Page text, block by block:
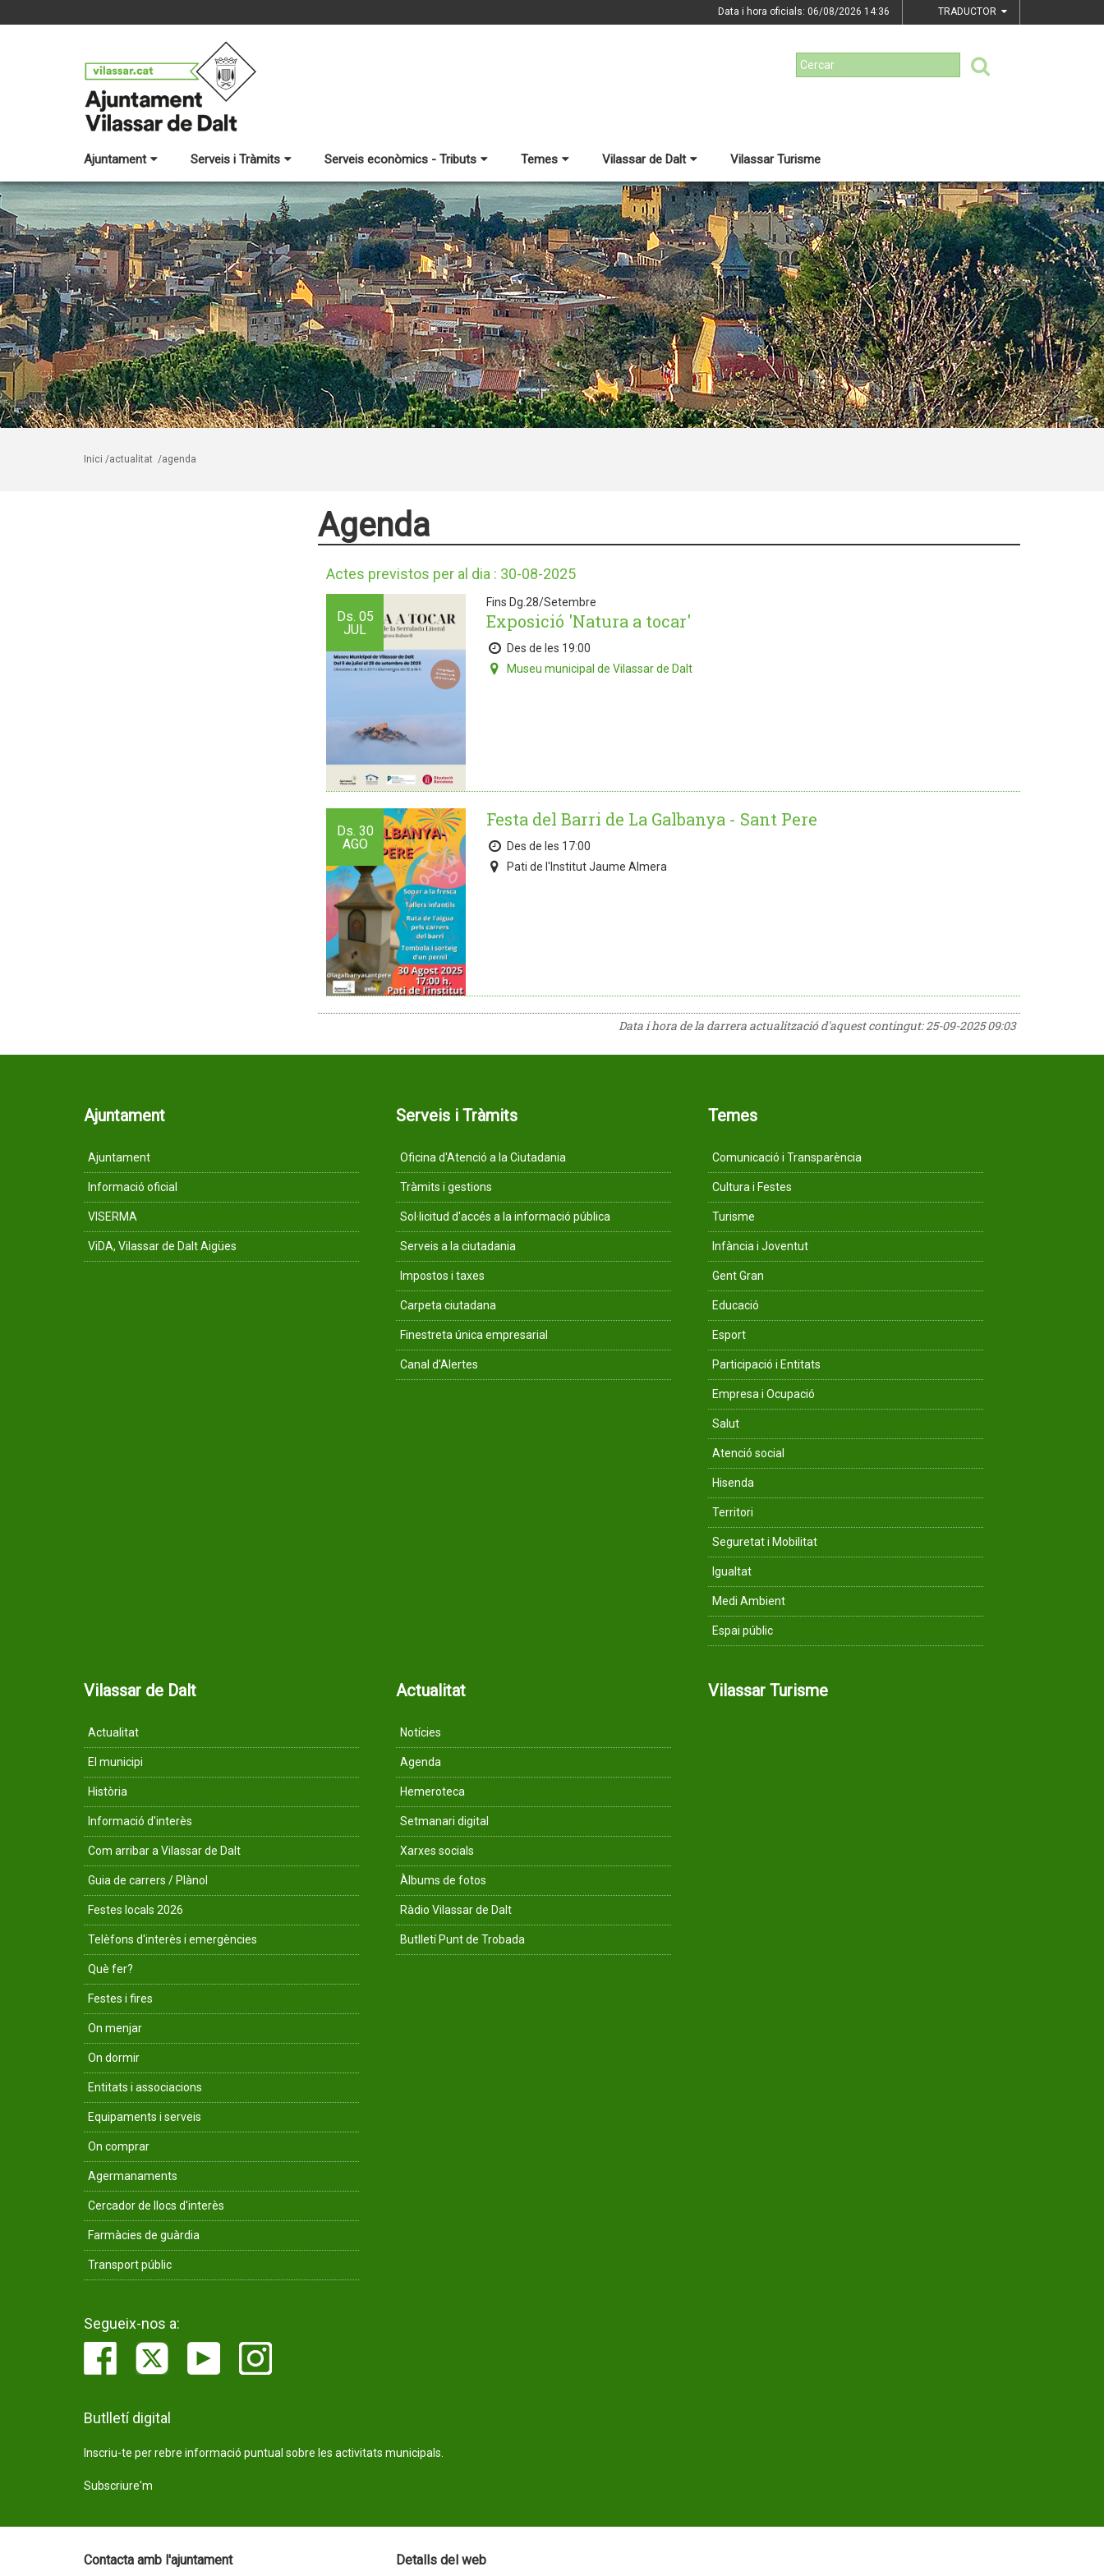
Data i hora oficials: 06/08/2026 14:36 TRADUCTOR
Ajuntament Serveis i Tràmits Serveis econòmics - Tributs Temes Vilassar de Dalt Vilassar Turisme
Inici /actualitat /agenda
Agenda
Actes previstos per al dia : 30-08-2025
Ds. 05
JUL
Fins Dg.28/Setembre
Exposició 'Natura a tocar'
Des de les 19:00
Museu municipal de Vilassar de Dalt
Ds. 30
AGO
Festa del Barri de La Galbanya - Sant Pere
Des de les 17:00
Pati de l'Institut Jaume Almera
Data i hora de la darrera actualització d'aquest contingut:25-09-2025 09:03
Ajuntament
Ajuntament
Informació oficial
VISERMA
ViDA, Vilassar de Dalt Aigües
Serveis i Tràmits
Oficina d'Atenció a la Ciutadania
Tràmits i gestions
Sol·licitud d'accés a la informació pública
Serveis a la ciutadania
Impostos i taxes
Carpeta ciutadana
Finestreta única empresarial
Canal d'Alertes
Temes
Comunicació i Transparència
Cultura i Festes
Turisme
Infància i Joventut
Gent Gran
Educació
Esport
Participació i Entitats
Empresa i Ocupació
Salut
Atenció social
Hisenda
Territori
Seguretat i Mobilitat
Igualtat
Medi Ambient
Espai públic
Vilassar de Dalt
Actualitat
El municipi
Història
Informació d'interès
Com arribar a Vilassar de Dalt
Guia de carrers / Plànol
Festes locals 2026
Telèfons d'interès i emergències
Què fer?
Festes i fires
On menjar
On dormir
Entitats i associacions
Equipaments i serveis
On comprar
Agermanaments
Cercador de llocs d'interès
Farmàcies de guàrdia
Transport públic
Actualitat
Notícies
Agenda
Hemeroteca
Setmanari digital
Xarxes socials
Àlbums de fotos
Ràdio Vilassar de Dalt
Butlletí Punt de Trobada
Vilassar Turisme
Segueix-nos a:
Butlletí digital
Inscriu-te per rebre informació puntual sobre les activitats municipals.
Subscriure'm
Contacta amb l'ajuntament Detalls del web